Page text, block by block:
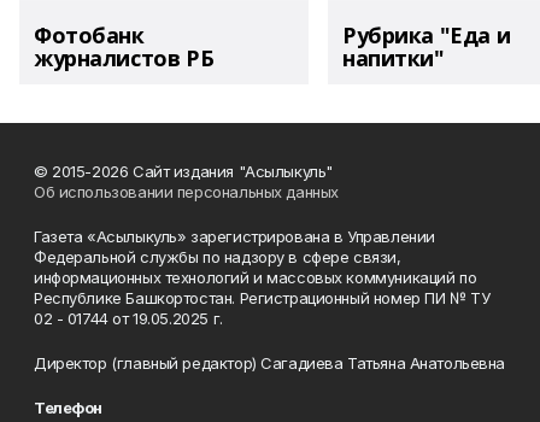
Фотобанк
журналистов РБ
Рубрика "Еда и
напитки"
© 2015-2026 Сайт издания "Асылыкуль"
Об использовании персональных данных
Газета «Асылыкуль» зарегистрирована в Управлении
Федеральной службы по надзору в сфере связи,
информационных технологий и массовых коммуникаций по
Республике Башкортостан. Регистрационный номер ПИ № ТУ
02 - 01744 от 19.05.2025 г.
Директор (главный редактор) Сагадиева Татьяна Анатольевна
Телефон